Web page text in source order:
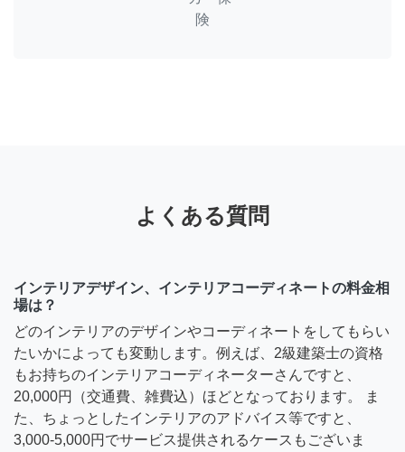
険
よくある質問
インテリアデザイン、インテリアコーディネートの料金相
場は？
どのインテリアのデザインやコーディネートをしてもらい
たいかによっても変動します。例えば、2級建築士の資格
もお持ちのインテリアコーディネーターさんですと、
20,000円（交通費、雑費込）ほどとなっております。 ま
た、ちょっとしたインテリアのアドバイス等ですと、
3,000-5,000円でサービス提供されるケースもございま